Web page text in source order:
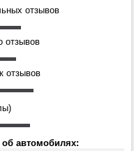
отзывов
отзывов
отзывов
автомобилях: